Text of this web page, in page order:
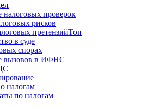
проверок
рисков
претензийТоп
в суде
спорах
вызовов в ИФНС
налогам
по налогам